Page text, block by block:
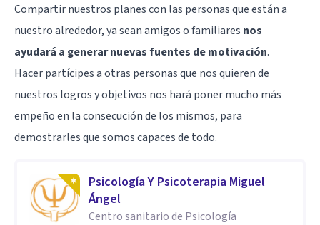
Compartir nuestros planes con las personas que están a
nuestro alrededor, ya sean amigos o familiares nos
ayudará a generar nuevas fuentes de motivación.
Hacer partícipes a otras personas que nos quieren de
nuestros logros y objetivos nos hará poner mucho más
empeño en la consecución de los mismos, para
demostrarles que somos capaces de todo.
Psicología Y Psicoterapia Miguel
Ángel
Centro sanitario de Psicología